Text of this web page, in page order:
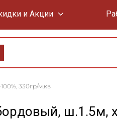
и Акции
330гр/м.кв
ш.1.5м,